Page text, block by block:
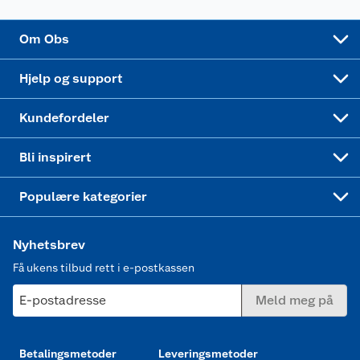
Om Obs
Hjelp og support
Kundefordeler
Bli inspirert
Populære kategorier
Nyhetsbrev
Få ukens tilbud rett i e-postkassen
E-postadresse Meld meg på
Betalingsmetoder Leveringsmetoder